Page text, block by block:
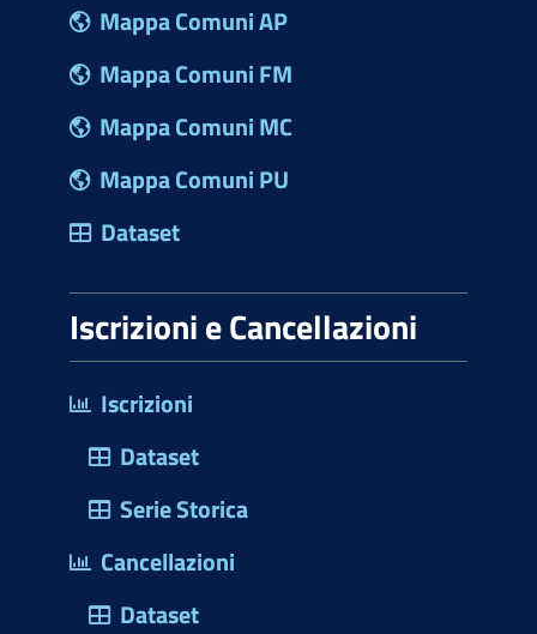
Mappa Comuni AP
Mappa Comuni FM
Mappa Comuni MC
Mappa Comuni PU
Dataset
Iscrizioni e Cancellazioni
Iscrizioni
Dataset
Serie Storica
Cancellazioni
Dataset